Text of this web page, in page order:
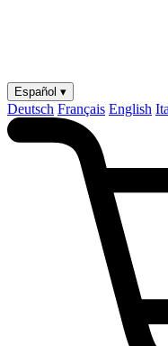
Español ▾
Deutsch Français English